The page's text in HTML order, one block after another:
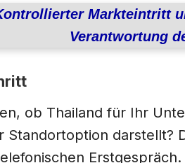
Markteintritt
Verantwortung
ob Thailand für Ihr
Standortoption darstellt?
Erstgespräch.